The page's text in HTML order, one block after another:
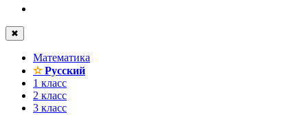
✖
Математика
✫Русский
1 класс
2 класс
3 класс